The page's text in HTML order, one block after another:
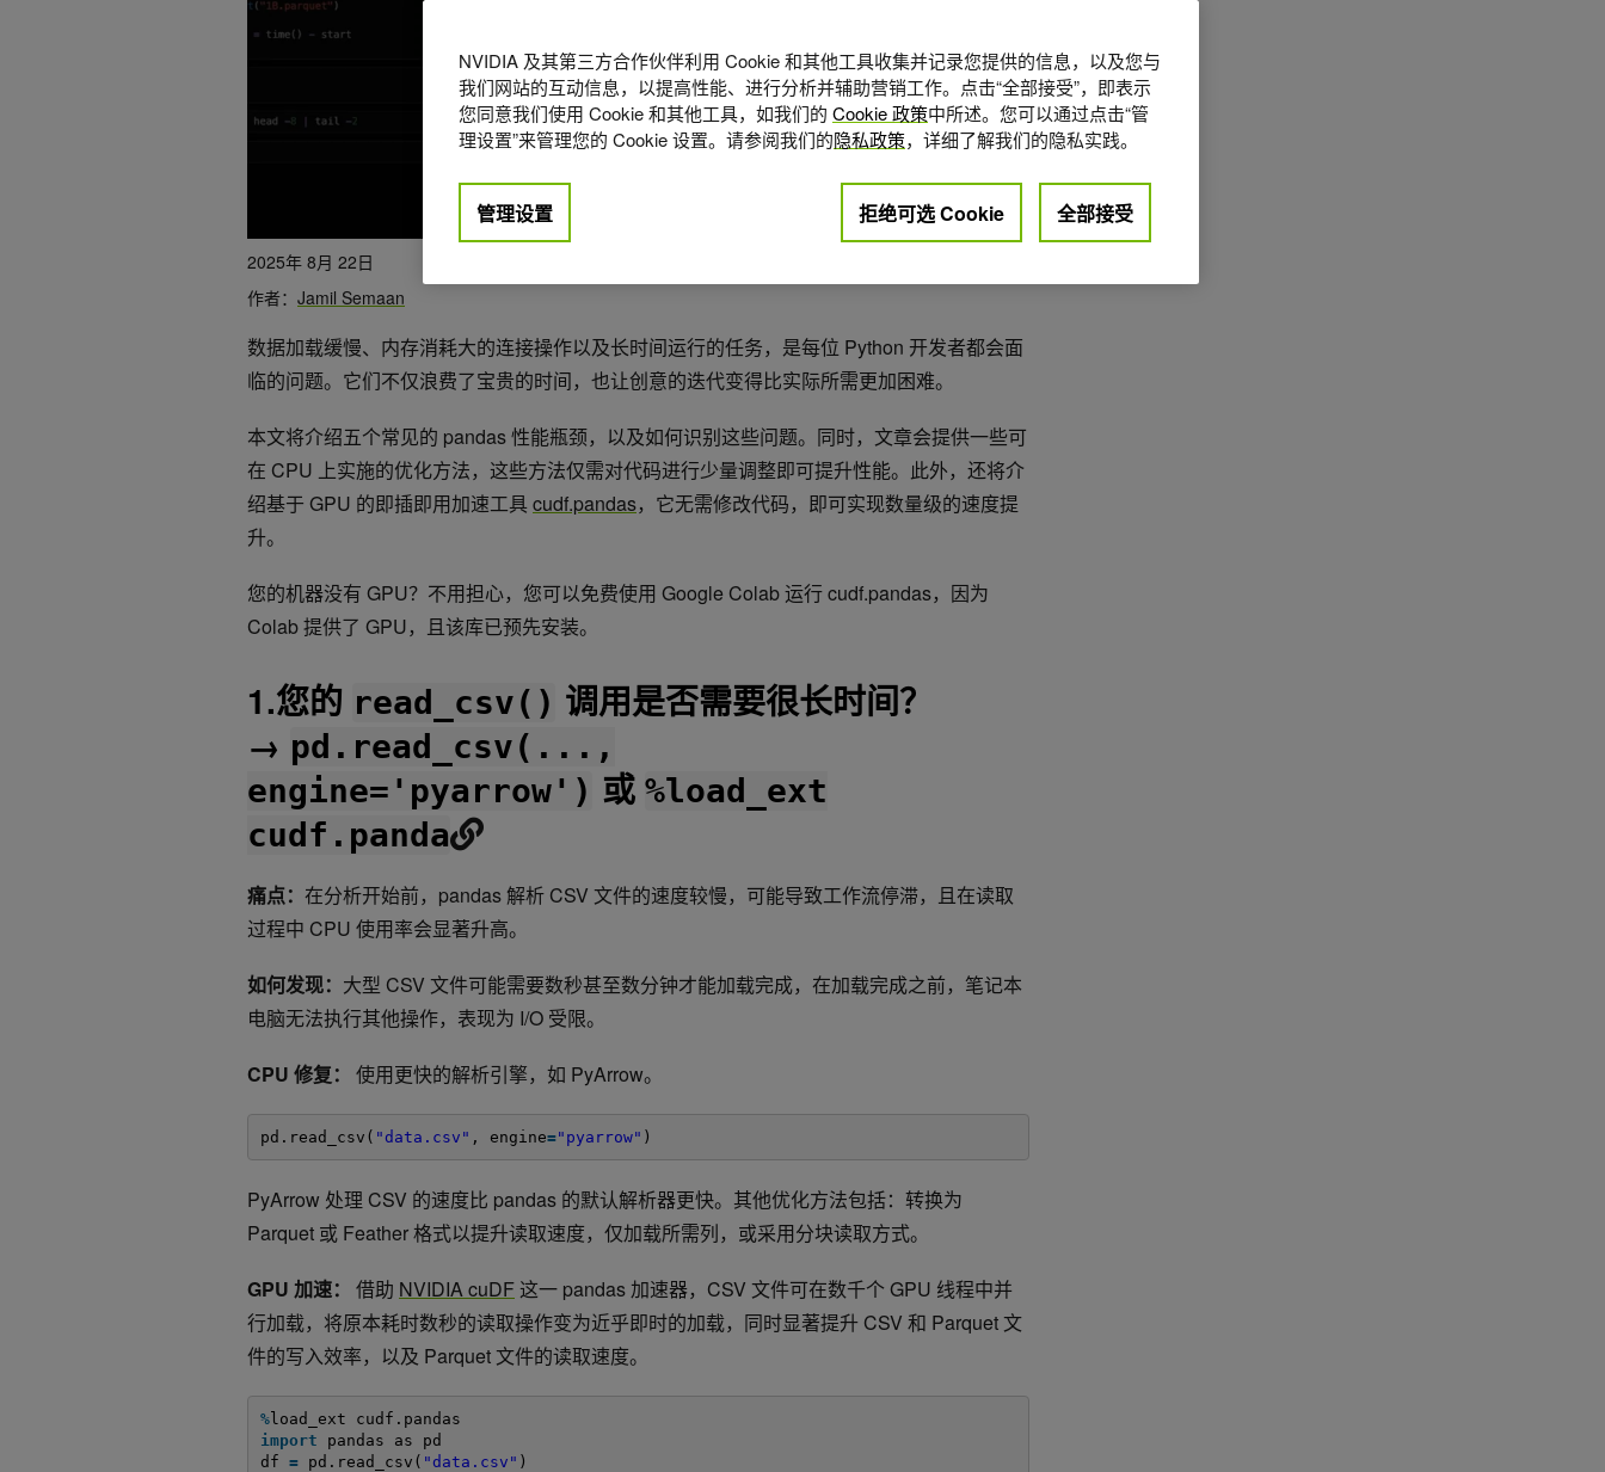
2025年 8月 22日
作者： Jamil Semaan
数据加载缓慢、内存消耗大的连接操作以及长时间运行的任务，是每位 Python 开发者都会面
临的问题。它们不仅浪费了宝贵的时间，也让创意的迭代变得比实际所需更加困难。
本文将介绍五个常见的 pandas 性能瓶颈，以及如何识别这些问题。同时，文章会提供一些可
在 CPU 上实施的优化方法，这些方法仅需对代码进行少量调整即可提升性能。此外，还将介
绍基于 GPU 的即插即用加速工具cudf.pandas，它无需修改代码，即可实现数量级的速度提
升。
您的机器没有 GPU？不用担心，您可以免费使用 Google Colab 运行 cudf.pandas，因为
Colab 提供了 GPU，且该库已预先安装。
1.您的 read_csv() 调用是否需要很长时间？
→ pd.read_csv(...,
engine='pyarrow') 或 %load_ext
cudf.panda
痛点： 在分析开始前，pandas 解析 CSV 文件的速度较慢，可能导致工作流停滞，且在读取
过程中 CPU 使用率会显著升高。
如何发现： 大型 CSV 文件可能需要数秒甚至数分钟才能加载完成，在加载完成之前，笔记本
电脑无法执行其他操作，表现为 I/O 受限。
CPU 修复： 使用更快的解析引擎，如 PyArrow。
pd.read_csv( "data.csv" , engine="pyarrow" )
PyArrow 处理 CSV 的速度比 pandas 的默认解析器更快。其他优化方法包括：转换为
Parquet 或 Feather 格式以提升读取速度，仅加载所需列，或采用分块读取方式。
GPU 加速： 借助 NVIDIA cuDF这一 pandas 加速器，CSV 文件可在数千个 GPU 线程中并
行加载，将原本耗时数秒的读取操作变为近乎即时的加载，同时显著提升 CSV 和 Parquet 文
件的写入效率，以及 Parquet 文件的读取速度。
%load_ext cudf.pandas
import
pandas as pd
df = pd.read_csv( "data.csv" )
NVIDIA 及其第三方合作伙伴利用 Cookie 和其他工具收集并记录您提供的信息，以及您与
我们网站的互动信息，以提高性能、进行分析并辅助营销工作。点击“全部接受”，即表示
您同意我们使用 Cookie 和其他工具，如我们的 Cookie 政策中所述。您可以通过点击“管
理设置”来管理您的 Cookie 设置。请参阅我们的隐私政策，详细了解我们的隐私实践。
管理设置 拒绝可选 Cookie 全部接受